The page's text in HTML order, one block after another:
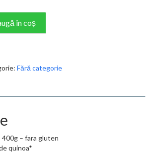
în coș
Fără categorie
400g – fara gluten
quinoa*